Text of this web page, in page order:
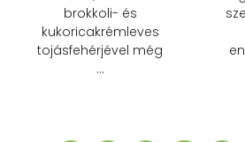
brokkoli- és
kukoricakrémleves
tojásfehérjével még
…